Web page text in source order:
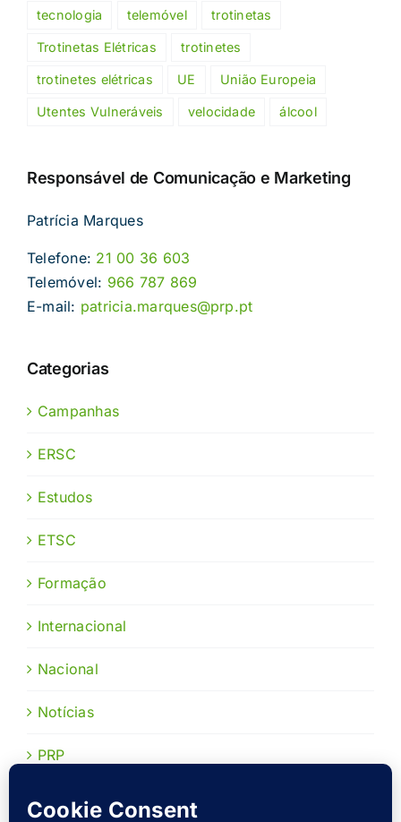
tecnologia telemóvel trotinetas
Trotinetas Elétricas trotinetes
trotinetes elétricas UE União Europeia
Utentes Vulneráveis velocidade álcool
Responsável de Comunicação e Marketing
Patrícia Marques
Telefone: 21 00 36 603
Telemóvel: 966 787 869
E-mail: patricia.marques@prp.pt
Categorias
Campanhas
ERSC
Estudos
ETSC
Formação
Internacional
Nacional
Notícias
PRP
Publicações